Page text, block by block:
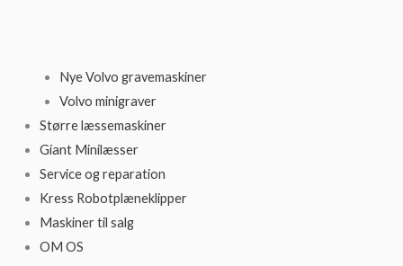
Nye Volvo gravemaskiner
Volvo minigraver
Større læssemaskiner
Giant Minilæsser
Service og reparation
Kress Robotplæneklipper
Maskiner til salg
OM OS